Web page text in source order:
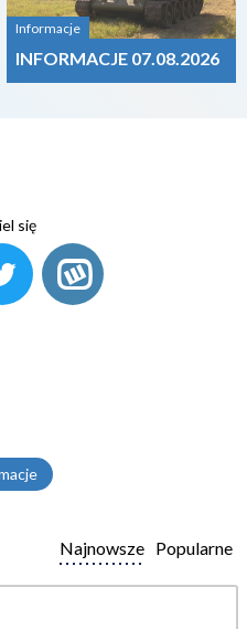
Informacje
INFORMACJE 07.08.2026
się
Popularne
Najnowsze